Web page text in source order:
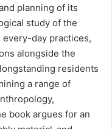
planning of its
study of the
day practices,
alongside the
residents
a range of
book argues for an